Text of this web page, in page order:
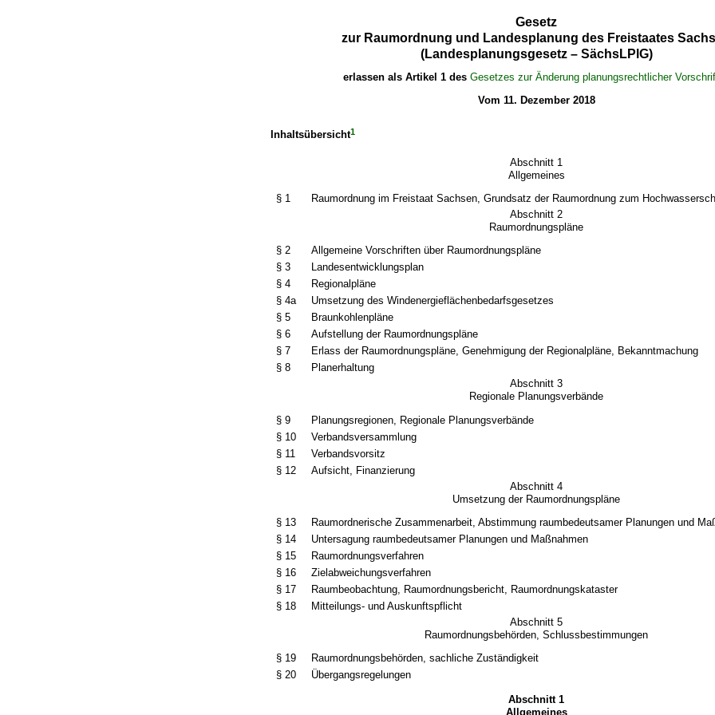
Gesetz
zur Raumordnung und Landesplanung des Freistaates
(Landesplanungsgesetz – SächsLPlG)
erlassen als Artikel 1 des Gesetzes zur Änderung planungsrechtlicher
Vom 11. Dezember 2018
Inhaltsübersicht1
Abschnitt 1
Allgemeines
§ 1
Raumordnung im Freistaat Sachsen, Grundsatz der Raumordnung zum
Abschnitt 2
Raumordnungspläne
§ 2
Allgemeine Vorschriften über Raumordnungspläne
§ 3
Landesentwicklungsplan
§ 4
Regionalpläne
§ 4a
Umsetzung des Windenergieflächenbedarfsgesetzes
§ 5
Braunkohlenpläne
§ 6
Aufstellung der Raumordnungspläne
§ 7
Erlass der Raumordnungspläne, Genehmigung der Regionalpläne, Bekanntmachung
§ 8
Planerhaltung
Abschnitt 3
Regionale Planungsverbände
§ 9
Planungsregionen, Regionale Planungsverbände
§ 10
Verbandsversammlung
§ 11
Verbandsvorsitz
§ 12
Aufsicht, Finanzierung
Abschnitt 4
Umsetzung der Raumordnungspläne
§ 13
Raumordnerische Zusammenarbeit, Abstimmung raumbedeutsamer Planungen und
§ 14
Untersagung raumbedeutsamer Planungen und Maßnahmen
§ 15
Raumordnungsverfahren
§ 16
Zielabweichungsverfahren
§ 17
Raumbeobachtung, Raumordnungsbericht, Raumordnungskataster
§ 18
Mitteilungs- und Auskunftspflicht
Abschnitt 5
Raumordnungsbehörden, Schlussbestimmungen
§ 19
Raumordnungsbehörden, sachliche Zuständigkeit
§ 20
Übergangsregelungen
Abschnitt 1
Allgemeines